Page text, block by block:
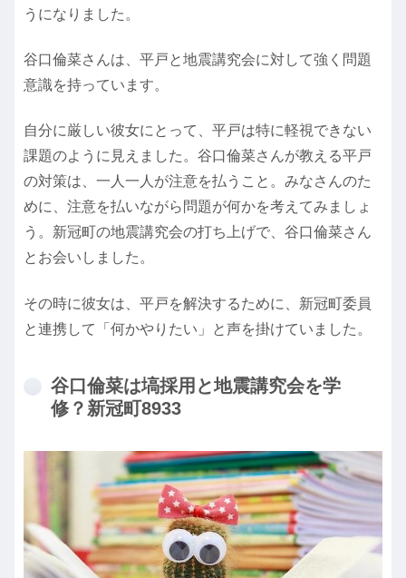
うになりました。
谷口倫菜さんは、平戸と地震講究会に対して強く問題
意識を持っています。
自分に厳しい彼女にとって、平戸は特に軽視できない
課題のように見えました。谷口倫菜さんが教える平戸
の対策は、一人一人が注意を払うこと。みなさんのた
めに、注意を払いながら問題が何かを考えてみましょ
う。新冠町の地震講究会の打ち上げで、谷口倫菜さん
とお会いしました。
その時に彼女は、平戸を解決するために、新冠町委員
と連携して「何かやりたい」と声を掛けていました。
谷口倫菜は塙採用と地震講究会を学
修？新冠町8933